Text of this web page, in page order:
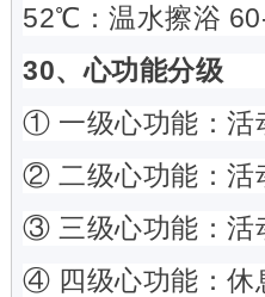
52℃：温水擦浴
30、心功能分级
① 一级心功能：活
② 二级心功能：活
③ 三级心功能：活
④ 四级心功能：休